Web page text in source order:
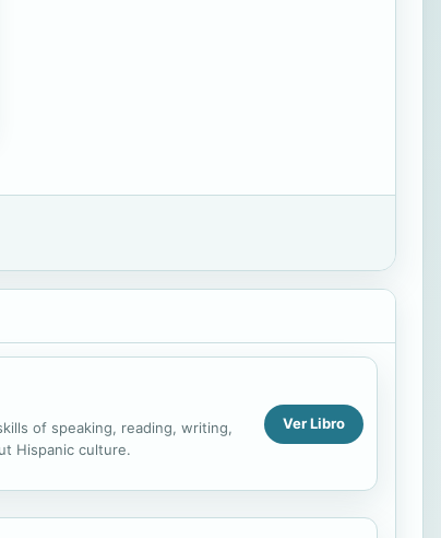
of speaking, reading, writing,
Hispanic culture.
Ver Libro